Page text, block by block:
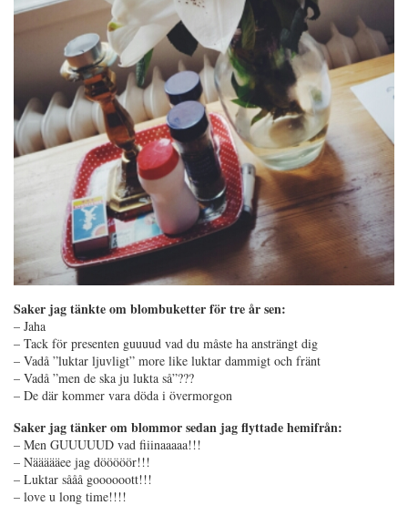
Saker jag tänkte om blombuketter för tre år sen:
– Jaha
– Tack för presenten guuuud vad du måste ha ansträngt dig
– Vadå ”luktar ljuvligt” more like luktar dammigt och fränt
– Vadå ”men de ska ju lukta så”???
– De där kommer vara döda i övermorgon
Saker jag tänker om blommor sedan jag flyttade hemifrån:
– Men GUUUUUD vad fiiinaaaaa!!!
– Näääääee jag dööööör!!!
– Luktar sååå goooooott!!!
– love u long time!!!!